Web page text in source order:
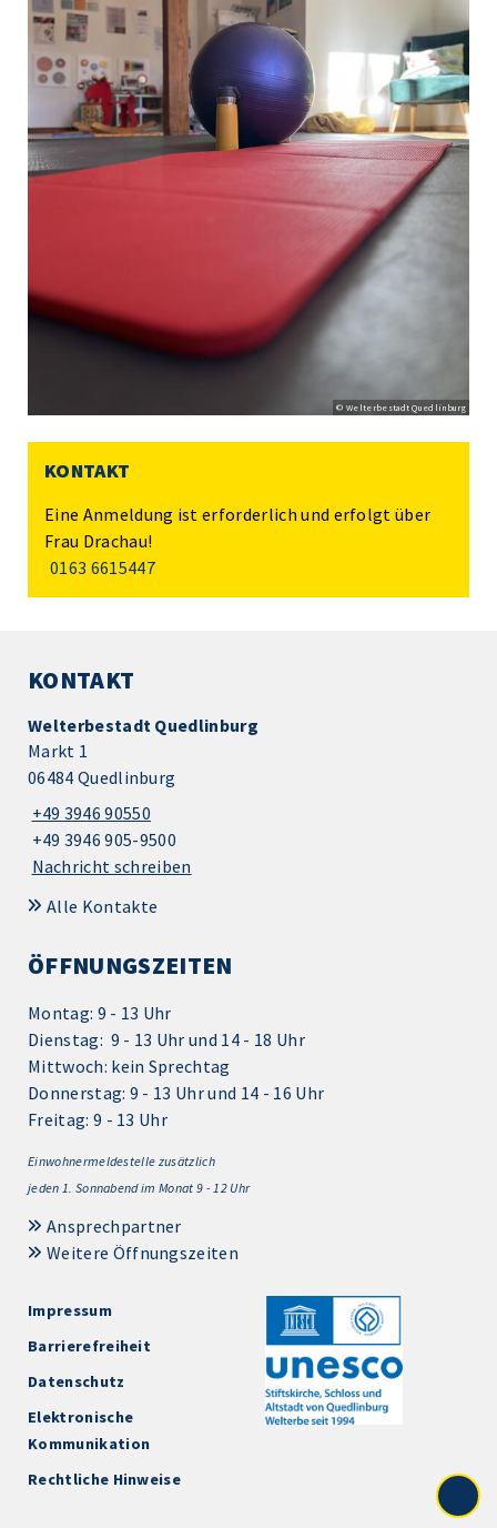
© Welterbestadt Quedlinburg
KONTAKT
Eine Anmeldung ist erforderlich und erfolgt über
Frau Drachau!
0163 6615447
KONTAKT
Welterbestadt Quedlinburg
Markt 1
06484 Quedlinburg
+49 3946 90550
+49 3946 905-9500
Nachricht schreiben
Alle Kontakte
ÖFFNUNGSZEITEN
Montag: 9 - 13 Uhr
Dienstag: 9 - 13 Uhr und 14 - 18 Uhr
Mittwoch: kein Sprechtag
Donnerstag: 9 - 13 Uhr und 14 - 16 Uhr
Freitag: 9 - 13 Uhr
Einwohnermeldestelle zusätzlich
jeden 1. Sonnabend im Monat 9 - 12 Uhr
Ansprechpartner
Weitere Öffnungszeiten
Impressum
Barrierefreiheit
Datenschutz
Elektronische
Kommunikation
Rechtliche Hinweise